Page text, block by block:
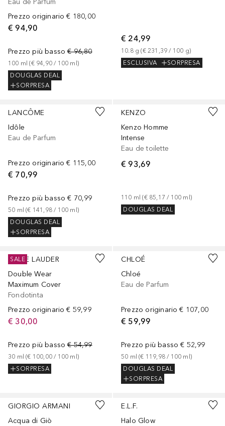
Eau de Parfum
Prezzo originario € 180,00
€ 94,90
Prezzo più basso € 96,80
100 ml (€ 94,90 / 100 ml )
DOUGLAS DEAL
SORPRESA
€ 24,99
10.8 g (€ 231,39 / 100 g)
ESCLUSIVA
SORPRESA
LANCÔME
Idôle
Eau de Parfum
Prezzo originario € 115,00
€ 70,99
Prezzo più basso € 70,99
50 ml (€ 141,98 / 100 ml )
DOUGLAS DEAL
SORPRESA
KENZO
Kenzo Homme
Intense
Eau de toilette
€ 93,69
110 ml (€ 85,17 / 100 ml )
DOUGLAS DEAL
ESTÉE LAUDER
Double Wear
Maximum Cover
Fondotinta
Prezzo originario € 59,99
€ 30,00
Prezzo più basso € 54,99
30 ml (€ 100,00 / 100 ml )
SORPRESA
SALE
+4
CHLOÉ
Chloé
Eau de Parfum
Prezzo originario € 107,00
€ 59,99
Prezzo più basso € 52,99
50 ml (€ 119,98 / 100 ml )
DOUGLAS DEAL
SORPRESA
GIORGIO ARMANI
Acqua di Giò
E.L.F.
Halo Glow
+9